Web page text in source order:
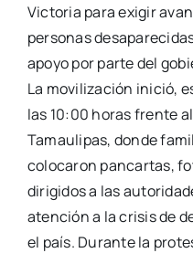
Victoria para exigir
personas
apoyo por parte del
La movilización inició,
las 10:00 horas frente
Tamaulipas, donde
colocaron pancartas,
dirigidos a las
atención a la crisis de
el país. Durante la